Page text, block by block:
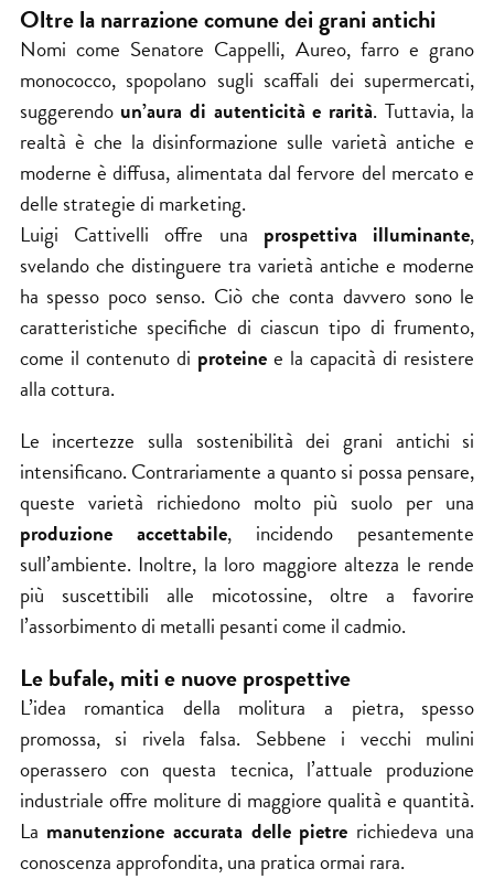
Oltre la narrazione comune dei grani antichi
Nomi come Senatore Cappelli, Aureo, farro e grano
monococco, spopolano sugli scaffali dei supermercati,
suggerendo un’aura di autenticità e rarità. Tuttavia, la
realtà è che la disinformazione sulle varietà antiche e
moderne è diffusa, alimentata dal fervore del mercato e
delle strategie di marketing.
Luigi Cattivelli offre una prospettiva illuminante,
svelando che distinguere tra varietà antiche e moderne
ha spesso poco senso. Ciò che conta davvero sono le
caratteristiche specifiche di ciascun tipo di frumento,
come il contenuto di proteinee la capacità di resistere
alla cottura.
Le incertezze sulla sostenibilità dei grani antichi si
intensificano. Contrariamente a quanto si possa pensare,
queste varietà richiedono molto più suolo per una
produzione accettabile, incidendo pesantemente
sull’ambiente. Inoltre, la loro maggiore altezza le rende
più suscettibili alle micotossine, oltre a favorire
l’assorbimento di metalli pesanti come il cadmio.
Le bufale, miti e nuove prospettive
L’idea romantica della molitura a pietra, spesso
promossa, si rivela falsa. Sebbene i vecchi mulini
operassero con questa tecnica, l’attuale produzione
industriale offre moliture di maggiore qualità e quantità.
La manutenzione accurata delle pietre richiedeva una
conoscenza approfondita, una pratica ormai rara.